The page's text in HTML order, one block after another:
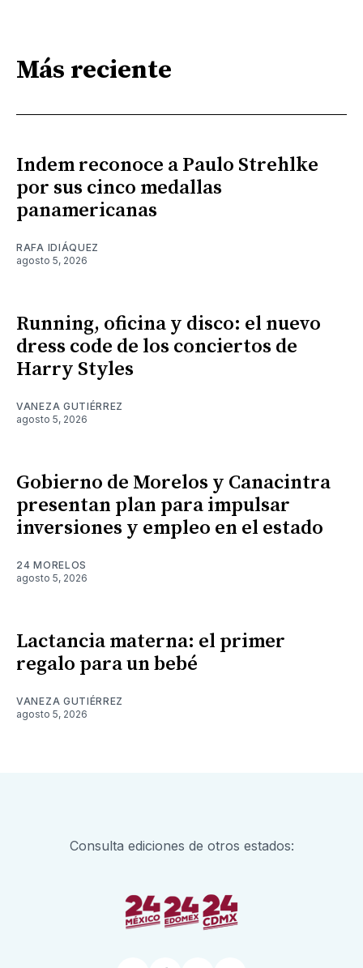
Más reciente
Indem reconoce a Paulo Strehlke
por sus cinco medallas
panamericanas
RAFA IDIÁQUEZ
agosto 5, 2026
Running, oficina y disco: el nuevo
dress code de los conciertos de
Harry Styles
VANEZA GUTIÉRREZ
agosto 5, 2026
Gobierno de Morelos y Canacintra
presentan plan para impulsar
inversiones y empleo en el estado
24 MORELOS
agosto 5, 2026
Lactancia materna: el primer
regalo para un bebé
VANEZA GUTIÉRREZ
agosto 5, 2026
Consulta ediciones de otros estados: